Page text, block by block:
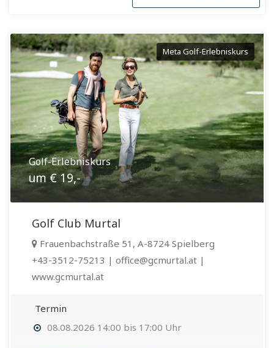
Meta Golf-Erlebniskurs
Golf-Erlebniskurs
um € 19,-
Golf Club Murtal
Frauenbachstraße 51, A-8724 Spielberg
+43-3512-75213 | office@gcmurtal.at |
www.gcmurtal.at
Termin
08.08.2026 14:00 bis 17:00 Uhr